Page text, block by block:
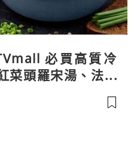
必買高質冷
菜頭羅宋湯、法式
蛋白骨頭湯全攻略